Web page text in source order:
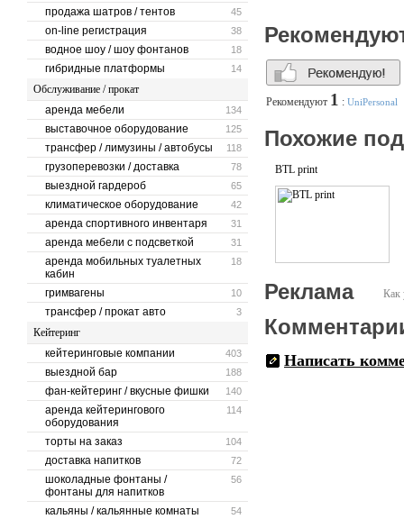
45
продажа шатров / тентов
38
on-line регистрация
18
водное шоу / шоу фонтанов
14
гибридные платформы
Обслуживание / прокат
134
аренда мебели
125
выставочное оборудование
118
трансфер / лимузины / автобусы
78
грузоперевозки / доставка
65
выездной гардероб
42
климатическое оборудование
31
аренда спортивного инвентаря
31
аренда мебели с подсветкой
18
аренда мобильных туалетных
кабин
10
гримвагены
3
трансфер / прокат авто
Кейтеринг
403
кейтеринговые компании
188
выездной бар
140
фан-кейтеринг / вкусные фишки
114
аренда кейтерингового
оборудования
104
торты на заказ
72
доставка напитков
56
шоколадные фонтаны /
фонтаны для напитков
54
кальяны / кальянные комнаты
бумажных пакетов.
Рекомендуют 1 : UniPersonal
Похожие
BTL print
Как
Реклама
Написать